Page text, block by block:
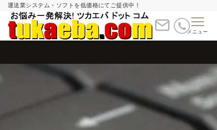
運送業システム・ソフトを低価格にてご提供中！
メニュー